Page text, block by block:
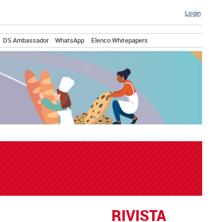
Login
DS Ambassador WhatsApp Elenco Whitepapers
RIVISTA